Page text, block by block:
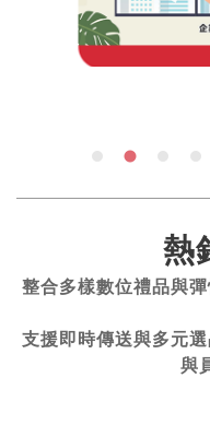
熱
整合多樣數位禮品與
支援即時傳送與多元
與